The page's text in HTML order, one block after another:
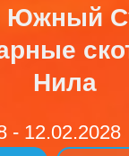
Южный
Нила
- 12.02.2028